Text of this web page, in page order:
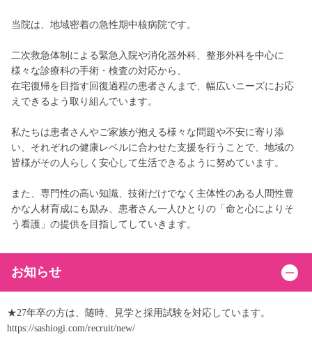
当院は、地域密着の急性期中核病院です。
二次救急体制による緊急入院や消化器外科、整形外科を中心に
様々な診療科の手術・検査の対応から、
在宅復帰を目指す回復過程の患者さんまで、幅広いニーズにお応
えできるよう取り組んでいます。
私たちは患者さんやご家族が抱える様々な問題や不安に寄り添
い、それぞれの健康レベルに合わせた支援を行うことで、地域の
皆様がその人らしく安心して生活できるように努めています。
また、専門性の高い知識、技術だけでなく主体性のある人間性豊
かな人材育成にも励み、患者さん一人ひとりの「命と心によりそ
う看護」の提供を目指してしていきます。
お知らせ
★27年卒の方は、随時、見学と採用試験を対応しています。
https://sashiogi.com/recruit/new/